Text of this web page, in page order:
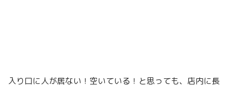
入り口に人が居ない！空いている！と思っても、店内に長